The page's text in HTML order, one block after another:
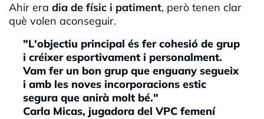
Ahir era dia de físic i patiment, però tenen clar
què volen aconseguir.
"L'objectiu principal és fer cohesió de grup
i créixer esportivament i personalment.
Vam fer un bon grup que enguany segueix
i amb les noves incorporacions estic
segura que anirà molt bé."
Carla Micas, jugadora del VPC femení